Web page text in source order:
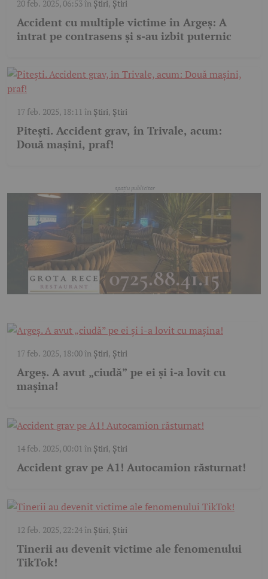
20 feb. 2025, 06:53în Știri, Știri
Accident cu multiple victime în Argeș: A
intrat pe contrasens și s-au izbit puternic
17 feb. 2025, 18:11 în Știri, Știri
Pitești. Accident grav, în Trivale, acum:
Două mașini, praf!
17 feb. 2025, 18:00în Știri, Știri
Argeș. A avut „ciudă” pe ei și i-a lovit cu
mașina!
14 feb. 2025, 00:01 în Știri, Știri
Accident grav pe A1! Autocamion răsturnat!
12 feb. 2025, 22:24în Știri, Știri
Tinerii au devenit victime ale fenomenului
TikTok!